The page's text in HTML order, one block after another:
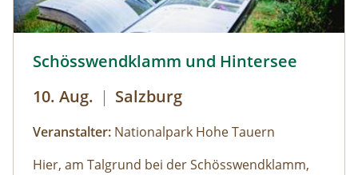
Schösswendklamm und Hintersee
10. Aug. | Salzburg
Veranstalter: Nationalpark Hohe Tauern
Hier, am Talgrund bei der Schösswendklamm,